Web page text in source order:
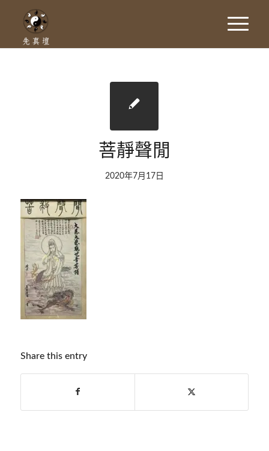
菩靜聲閒
2020年7月17日
Share this entry